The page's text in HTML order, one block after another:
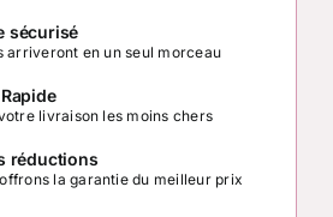
Création
avec
naturelles
sécurisé
arriveront en un seul morceau
livraison les moins chers
réductions
la garantie du meilleur prix